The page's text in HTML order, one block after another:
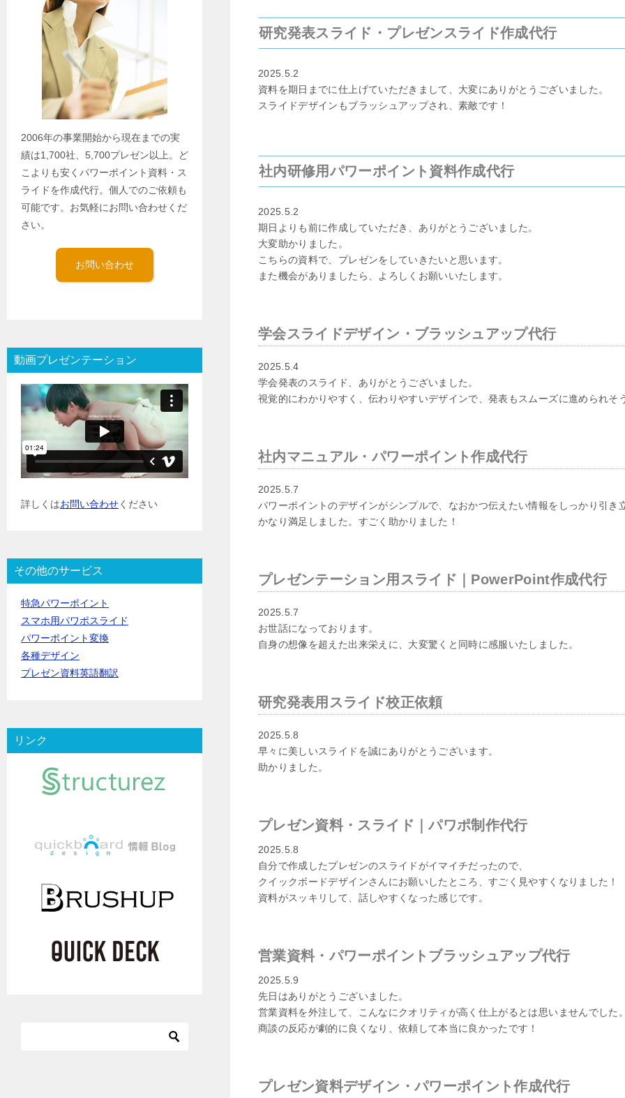
研究発表スライド・プレゼンスライド作成代行
2025.5.2
資料を期日までに仕上げていただきまして、大変にありがとうございました。
スライドデザインもブラッシュアップされ、素敵です！
社内研修用パワーポイント資料作成代行
2025.5.2
期日よりも前に作成していただき、ありがとうございました。
大変助かりました。
こちらの資料で、プレゼンをしていきたいと思います。
また機会がありましたら、よろしくお願いいたします。
学会スライドデザイン・ブラッシュアップ代行
2025.5.4
学会発表のスライド、ありがとうございました。
視覚的にわかりやすく、伝わりやすいデザインで、発表もスムーズに進められそ
社内マニュアル・パワーポイント作成代行
2025.5.7
パワーポイントのデザインがシンプルで、なおかつ伝えたい情報をしっかり引き
かなり満足しました。すごく助かりました！
プレゼンテーション用スライド｜PowerPoint作成代行
2025.5.7
お世話になっております。
自身の想像を超えた出来栄えに、大変驚くと同時に感服いたしました。
研究発表用スライド校正依頼
2025.5.8
早々に美しいスライドを誠にありがとうございます。
助かりました。
プレゼン資料・スライド｜パワポ制作代行
2025.5.8
自分で作成したプレゼンのスライドがイマイチだったので、
クイックボードデザインさんにお願いしたところ、すごく見やすくなりました！
資料がスッキリして、話しやすくなった感じです。
営業資料・パワーポイントブラッシュアップ代行
2025.5.9
先日はありがとうございました。
営業資料を外注して、こんなにクオリティが高く仕上がるとは思いませんでした
商談の反応が劇的に良くなり、依頼して本当に良かったです！
プレゼン資料デザイン・パワーポイント作成代行
2006年の事業開始から現在までの実
績は1,700社、5,700プレゼン以上。ど
こよりも安くパワーポイント資料・ス
ライドを作成代行。個人でのご依頼も
可能です。お気軽にお問い合わせくだ
さい。
お問い合わせ
動画プレゼンテーション
詳しくはお問い合わせください
その他のサービス
特急パワーポイント
スマホ用パワポスライド
パワーポイント変換
各種デザイン
プレゼン資料英語翻訳
リンク